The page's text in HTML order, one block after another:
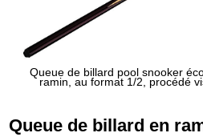
Queue de billard pool snooker
ramin, au format 1/2, procédé
Queue de billard en